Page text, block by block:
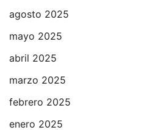
agosto 2025
mayo 2025
abril 2025
marzo 2025
febrero 2025
enero 2025